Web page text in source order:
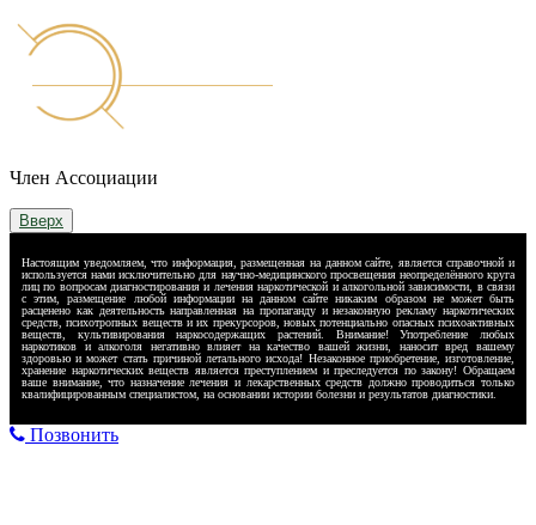
Член Ассоциации
Вверх
Настоящим уведомляем, что информация, размещенная на данном сайте, является справочной и
используется нами исключительно для научно-медицинского просвещения неопределённого круга
лиц по вопросам диагностирования и лечения наркотической и алкогольной зависимости, в связи
с этим, размещение любой информации на данном сайте никаким образом не может быть
расценено как деятельность направленная на пропаганду и незаконную рекламу наркотических
средств, психотропных веществ и их прекурсоров, новых потенциально опасных психоактивных
веществ, культивирования наркосодержащих растений. Внимание! Употребление любых
наркотиков и алкоголя негативно влияет на качество вашей жизни, наносит вред вашему
здоровью и может стать причиной летального исхода! Незаконное приобретение, изготовление,
хранение наркотических веществ является преступлением и преследуется по закону! Обращаем
ваше внимание, что назначение лечения и лекарственных средств должно проводиться только
квалифицированным специалистом, на основании истории болезни и результатов диагностики.
Позвонить